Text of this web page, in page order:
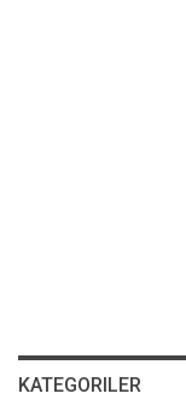
KATEGORILER